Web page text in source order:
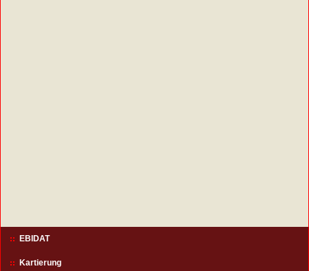
EBIDAT
Kartierung